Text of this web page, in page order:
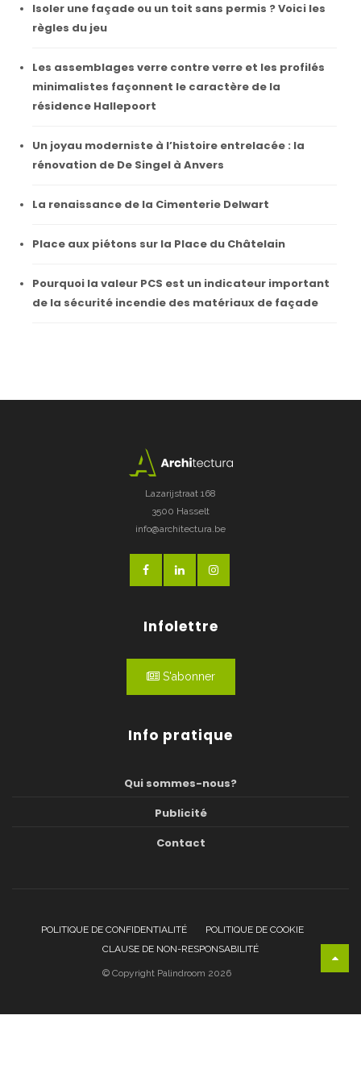
Isoler une façade ou un toit sans permis ? Voici les
règles du jeu
Les assemblages verre contre verre et les profilés
minimalistes façonnent le caractère de la
résidence Hallepoort
Un joyau moderniste à l’histoire entrelacée : la
rénovation de De Singel à Anvers
La renaissance de la Cimenterie Delwart
Place aux piétons sur la Place du Châtelain
Pourquoi la valeur PCS est un indicateur important
de la sécurité incendie des matériaux de façade
Lazarijstraat 168
3500 Hasselt
info@architectura.be
Infolettre
S'abonner
Info pratique
Qui sommes-nous?
Publicité
Contact
POLITIQUE DE CONFIDENTIALITÉ
POLITIQUE DE COOKIE
CLAUSE DE NON-RESPONSABILITÉ
© Copyright Palindroom 2026